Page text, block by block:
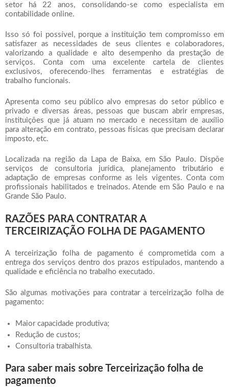
setor há 22 anos, consolidando-se como especialista em
contabilidade online.
Isso só foi possível, porque a instituição tem compromisso em
satisfazer as necessidades de seus clientes e colaboradores,
valorizando a qualidade e alto desempenho da prestação de
serviços. Conta com uma excelente cartela de clientes
exclusivos, oferecendo-lhes ferramentas e estratégias de
trabalho funcionais.
Apresenta como seu público alvo empresas do setor público e
privado e diversas áreas, pessoas que buscam abrir empresas,
instituições que já atuam no mercado e necessitam de auxílio
para alteração em contrato, pessoas físicas que precisam declarar
imposto, etc.
Localizada na região da Lapa de Baixa, em São Paulo. Dispõe
serviços de consultoria jurídica, planejamento tributário e
adaptação de empresas conforme as leis vigentes. Conta com
profissionais habilitados e treinados. Atende em São Paulo e na
Grande São Paulo.
RAZÕES PARA CONTRATAR A
TERCEIRIZAÇÃO FOLHA DE PAGAMENTO
A terceirização folha de pagamento é comprometida com a
entrega dos serviços dentro dos prazos estipulados, mantendo a
qualidade e eficiência no trabalho executado.
São algumas motivações para contratar aterceirização folha de
pagamento:
Maior capacidade produtiva;
Redução de custos;
Consultoria trabalhista.
Para saber mais sobre Terceirização folha de
pagamento